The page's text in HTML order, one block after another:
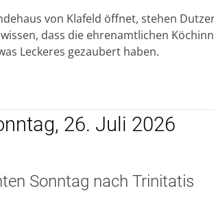
von Klafeld öffnet, stehen
dass die ehrenamtlichen
Leckeres gezaubert haben.
26. Juli 2026
Sonntag nach Trinitatis